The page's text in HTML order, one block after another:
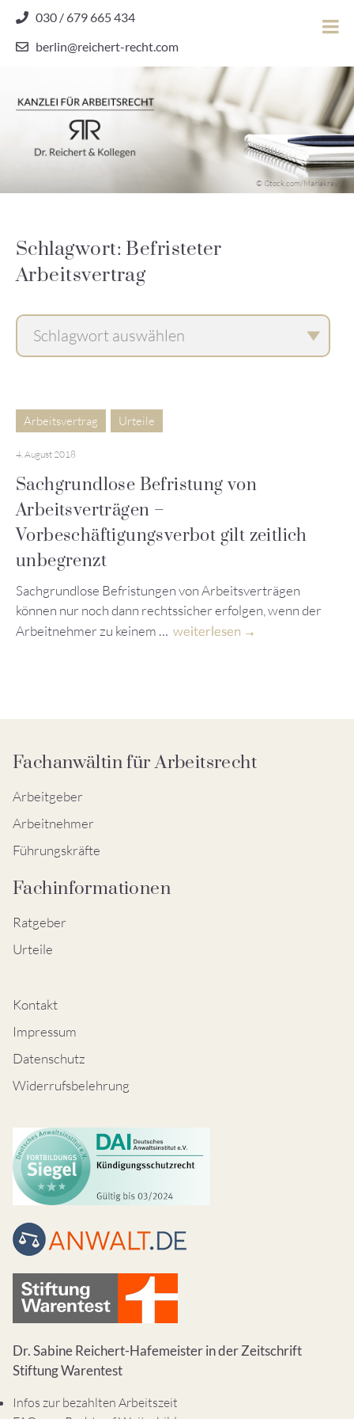
content
030 / 679 665 434
berlin@reichert-recht.com
Dr.
Reichert
Arbeitsrecht
© iStock.com/Mariakray
Schlagwort: Befristeter
Arbeitsvertrag
Arbeitsvertrag Urteile
4. August 2018
Sachgrundlose Befristung von
Arbeitsverträgen –
Vorbeschäftigungsverbot gilt zeitlich
unbegrenzt
Sachgrundlose Befristungen von Arbeitsverträgen
können nur noch dann rechtssicher erfolgen, wenn der
Arbeitnehmer zu keinem … weiterlesen
Fachanwältin für Arbeitsrecht
Arbeitgeber
Arbeitnehmer
Führungskräfte
Fachinformationen
Ratgeber
Urteile
Kontakt
Impressum
Datenschutz
Widerrufsbelehrung
Dr. Sabine Reichert-Hafemeister in der Zeitschrift
Stiftung Warentest
Infos zur bezahlten Arbeitszeit